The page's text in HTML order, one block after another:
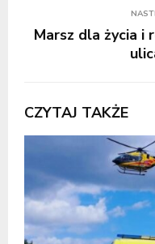
Marsz dla życia i
CZYTAJ TAKŻE